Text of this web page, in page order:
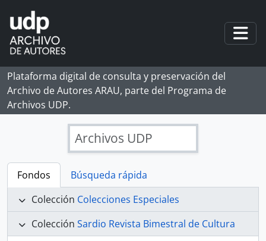
Skip to main content
Plataforma digital de consulta y preservación del
Archivo de Autores ARAU, parte del Programa de
Archivos UDP.
Archivos UDP
Fondos
Búsqueda rápida
Colección Colecciones Especiales
Colección Sardio Revista Bimestral de Cultura